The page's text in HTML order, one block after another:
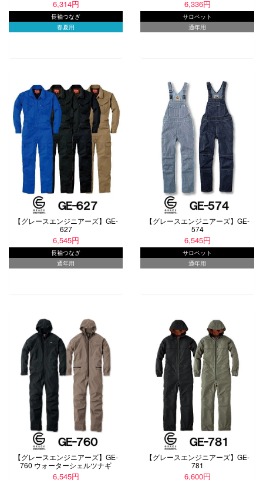
6,314円
長袖つなぎ
春夏用
6,336円
サロペット
通年用
【グレースエンジニアーズ】GE-
627
6,545円
長袖つなぎ
通年用
【グレースエンジニアーズ】GE-
574
6,545円
サロペット
通年用
【グレースエンジニアーズ】GE-
760 ウォーターシェルツナギ
6,545円
【グレースエンジニアーズ】GE-
781
6,600円